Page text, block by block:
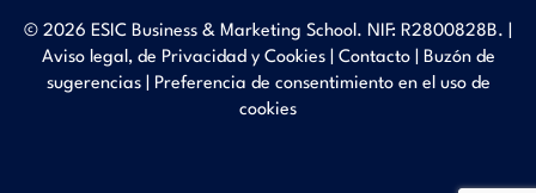
© 2026 ESIC Business & Marketing School. NIF: R2800828B. |
Aviso legal, de Privacidad y Cookies| Contacto| Buzón de
sugerencias| Preferencia de consentimiento en el uso de
cookies